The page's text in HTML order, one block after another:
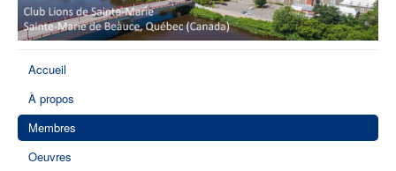
Accueil
À propos
Membres
Oeuvres